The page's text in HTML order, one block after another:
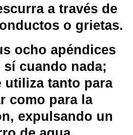
a través de
o grietas.
ocho apéndices
sí cuando nada;
utiliza tanto para
como para la
expulsando un